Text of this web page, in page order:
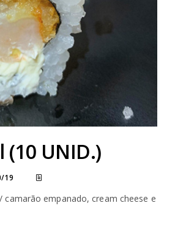
(10 UNID.)
19
camarão empanado, cream cheese e